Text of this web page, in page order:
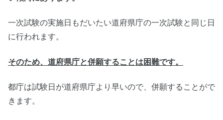
一次試験の実施日もだいたい道府県庁の一次試験と同じ日
に行われます。
そのため、道府県庁と併願することは困難です。
都庁は試験日が道府県庁より早いので、併願することがで
きます。